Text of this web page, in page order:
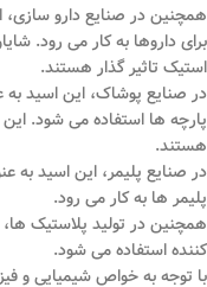
همچنین در صنایع دارو سازی،
برای داروها به کار می‌ رود.
استیک تاثیر گذار هستند.
در صنایع پوشاک، این اسید به
پارچه ‌ها استفاده می ‌شود.
هستند.
در صنایع پلیمر، این اسید به
پلیمر ها به کار می ‌رود.
همچنین در تولید پلاستیک
کننده استفاده می ‌شود.
با توجه به خواص شیمیایی و